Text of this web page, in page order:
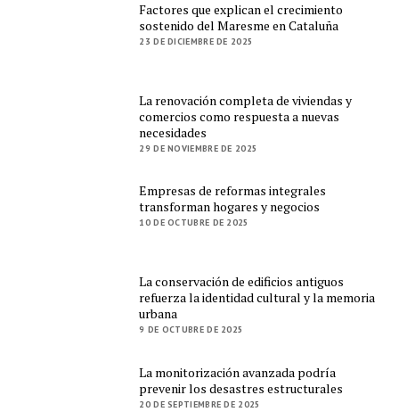
Factores que explican el crecimiento
sostenido del Maresme en Cataluña
23 DE DICIEMBRE DE 2025
La renovación completa de viviendas y
comercios como respuesta a nuevas
necesidades
29 DE NOVIEMBRE DE 2025
Empresas de reformas integrales
transforman hogares y negocios
10 DE OCTUBRE DE 2025
La conservación de edificios antiguos
refuerza la identidad cultural y la memoria
urbana
9 DE OCTUBRE DE 2025
La monitorización avanzada podría
prevenir los desastres estructurales
20 DE SEPTIEMBRE DE 2025